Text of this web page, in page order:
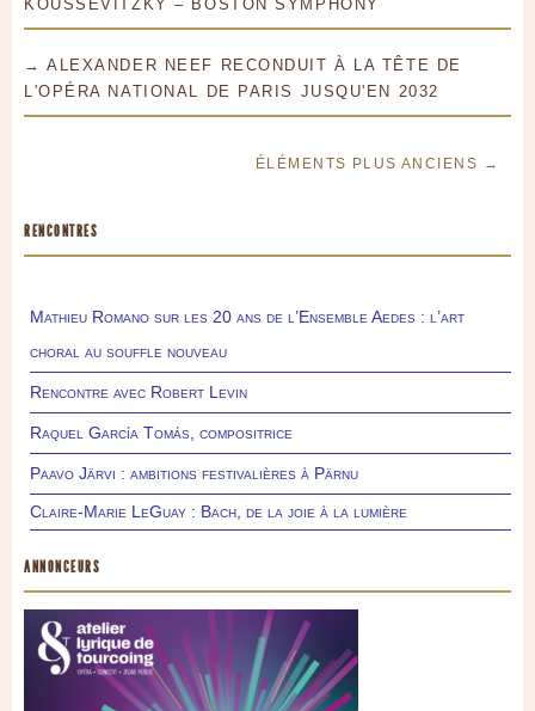
KOUSSEVITZKY – BOSTON SYMPHONY
→ ALEXANDER NEEF RECONDUIT À LA TÊTE DE
L'OPÉRA NATIONAL DE PARIS JUSQU'EN 2032
ÉLÉMENTS PLUS ANCIENS →
RENCONTRES
Mathieu Romano sur les 20 ans de l’Ensemble Aedes : l’art
choral au souffle nouveau
Rencontre avec Robert Levin
Raquel García Tomás, compositrice
Paavo Järvi : ambitions festivalières à Pärnu
Claire-Marie LeGuay : Bach, de la joie à la lumière
ANNONCEURS